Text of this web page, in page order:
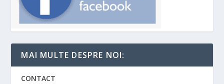
MAI MULTE DESPRE NOI:
CONTACT